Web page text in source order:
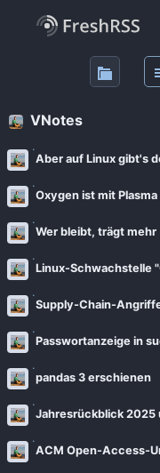
Haupt-Feeds
Wichtige Feeds
Meine Labels
AdminForge
Bejonet
BITblokes
News
ComputerBase
VNotes
Aber auf Linux gibt's
Oxygen ist mit
Wer bleibt, trägt mehr
Supply-Chain-
Passwortanzeige in
pandas 3 erschienen
Jahresrückblick 2025
ACM Open-Access-